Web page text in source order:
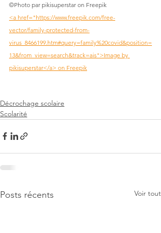
©Photo par pikisuperstar on Freepik
<a href="https://www.freepik.com/free-
vector/family-protected-from-
virus_8466199.htm#query=family%20covid&position=
13&from_view=search&track=ais">Image by
pikisuperstar</a> on Freepik
Décrochage scolaire
Scolarité
Posts récents Voir tout